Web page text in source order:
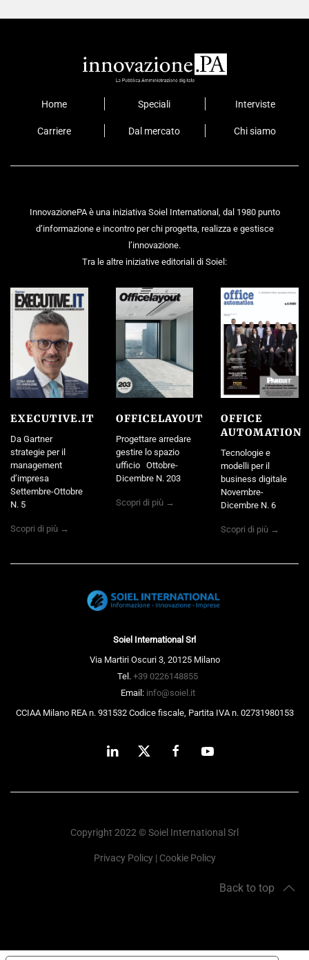
Home Speciali Interviste
Carriere Dal mercato Chi siamo
InnovazionePA è una iniziativa Soiel International, dal 1980 punto
d’informazione e incontro per chi progetta, realizza e gestisce
l’innovazione.
Tra le altre iniziative editoriali di Soiel:
EXECUTIVE.IT
Da Gartner
strategie per il
management
d’impresa
Settembre-Ottobre
N. 5
Scopri di più →
OFFICELAYOUT
Progettare arredare
gestire lo spazio
ufficio Ottobre-
Dicembre N. 203
Scopri di più →
OFFICE
AUTOMATION
Tecnologie e
modelli per il
business digitale
Novembre-
Dicembre N. 6
Scopri di più →
Soiel International Srl
Via Martiri Oscuri 3, 20125 Milano
Tel. +39 0226148855
Email: info@soiel.it
CCIAA Milano REA n. 931532 Codice fiscale, Partita IVA n. 02731980153
Copyright 2022 © Soiel International Srl
Privacy Policy| Cookie Policy
Back to top